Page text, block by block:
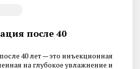
после 40
40 лет — это инъекционная
на глубокое увлажнение и